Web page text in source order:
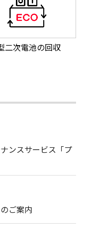
二次電池の回収
ンスサービス「プ
ご案内